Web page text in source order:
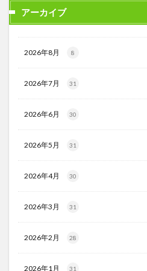
アーカイブ
2026年8月 8
2026年7月 31
2026年6月 30
2026年5月 31
2026年4月 30
2026年3月 31
2026年2月 28
2026年1月 31